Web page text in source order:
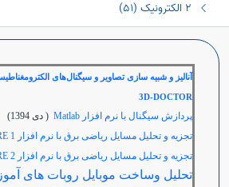
٢ الکترونیک (٥١)
آنالیز و شبیه سازی تصاویر و سیگنال‌های
3D-DOCTOR
پردازش سیگنال با نرم افزار Matlab
( دی 1394)
تجزیه و تحلیل مسایل ریاضی برق با نرم افزار 1
تجزیه و تحلیل مسایل ریاضی برق با نرم افزار 2
تحلیل وساخت موبایل روبات های